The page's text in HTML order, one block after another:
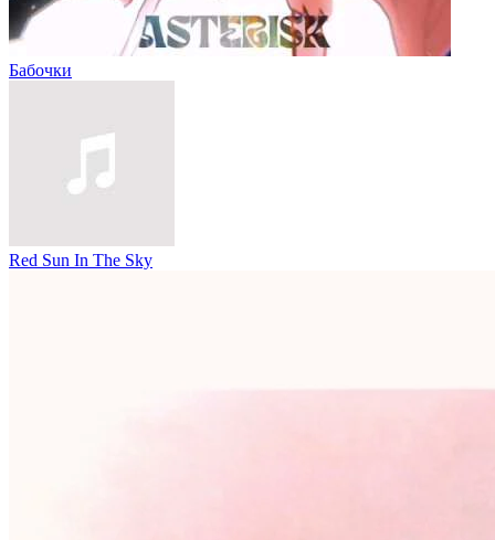
Бабочки
Red Sun In The Sky